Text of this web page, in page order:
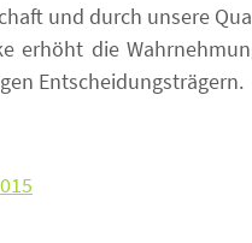
und durch unsere
erhöht die
Entscheidungsträgern.